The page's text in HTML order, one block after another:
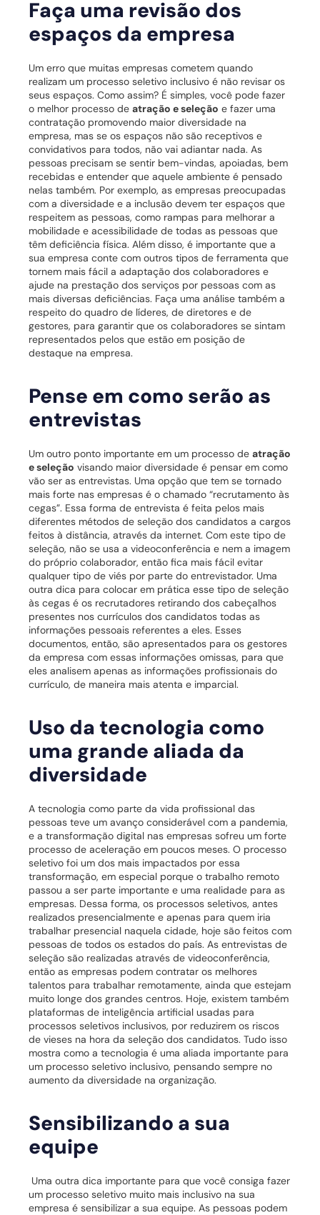
Faça uma revisão dos
espaços da empresa
Um erro que muitas empresas cometem quando
realizam um processo seletivo inclusivo é não revisar os
seus espaços. Como assim? É simples, você pode fazer
o melhor processo de atração e seleção e fazer uma
contratação promovendo maior diversidade na
empresa, mas se os espaços não são receptivos e
convidativos para todos, não vai adiantar nada. As
pessoas precisam se sentir bem-vindas, apoiadas, bem
recebidas e entender que aquele ambiente é pensado
nelas também. Por exemplo, as empresas preocupadas
com a diversidade e a inclusão devem ter espaços que
respeitem as pessoas, como rampas para melhorar a
mobilidade e acessibilidade de todas as pessoas que
têm deficiência física. Além disso, é importante que a
sua empresa conte com outros tipos de ferramenta que
tornem mais fácil a adaptação dos colaboradores e
ajude na prestação dos serviços por pessoas com as
mais diversas deficiências. Faça uma análise também a
respeito do quadro de líderes, de diretores e de
gestores, para garantir que os colaboradores se sintam
representados pelos que estão em posição de
destaque na empresa.
Pense em como serão as
entrevistas
Um outro ponto importante em um processo de atração
e seleção visando maior diversidade é pensar em como
vão ser as entrevistas. Uma opção que tem se tornado
mais forte nas empresas é o chamado “recrutamento às
cegas”. Essa forma de entrevista é feita pelos mais
diferentes métodos de seleção dos candidatos a cargos
feitos à distância, através da internet. Com este tipo de
seleção, não se usa a videoconferência e nem a imagem
do próprio colaborador, então fica mais fácil evitar
qualquer tipo de viés por parte do entrevistador. Uma
outra dica para colocar em prática esse tipo de seleção
às cegas é os recrutadores retirando dos cabeçalhos
presentes nos currículos dos candidatos todas as
informações pessoais referentes a eles. Esses
documentos, então, são apresentados para os gestores
da empresa com essas informações omissas, para que
eles analisem apenas as informações profissionais do
currículo, de maneira mais atenta e imparcial.
Uso da tecnologia como
uma grande aliada da
diversidade
A tecnologia como parte da vida profissional das
pessoas teve um avanço considerável com a pandemia,
e a transformação digital nas empresas sofreu um forte
processo de aceleração em poucos meses. O processo
seletivo foi um dos mais impactados por essa
transformação, em especial porque o trabalho remoto
passou a ser parte importante e uma realidade para as
empresas. Dessa forma, os processos seletivos, antes
realizados presencialmente e apenas para quem iria
trabalhar presencial naquela cidade, hoje são feitos com
pessoas de todos os estados do país. As entrevistas de
seleção são realizadas através de videoconferência,
então as empresas podem contratar os melhores
talentos para trabalhar remotamente, ainda que estejam
muito longe dos grandes centros. Hoje, existem também
plataformas de inteligência artificial usadas para
processos seletivos inclusivos, por reduzirem os riscos
de vieses na hora da seleção dos candidatos. Tudo isso
mostra como a tecnologia é uma aliada importante para
um processo seletivo inclusivo, pensando sempre no
aumento da diversidade na organização.
Sensibilizando a sua
equipe
Uma outra dica importante para que você consiga fazer
um processo seletivo muito mais inclusivo na sua
empresa é sensibilizar a sua equipe. As pessoas podem